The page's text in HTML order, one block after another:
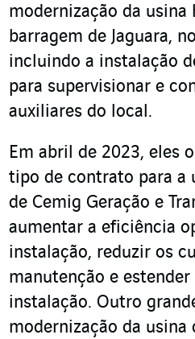
modernização da
barragem de Jaguara,
incluindo a instalação
para supervisionar e
auxiliares do local.
Em abril de 2023, eles
tipo de contrato para a
de Cemig Geração e
aumentar a eficiência
instalação, reduzir os
manutenção e
instalação. Outro
modernização da usina